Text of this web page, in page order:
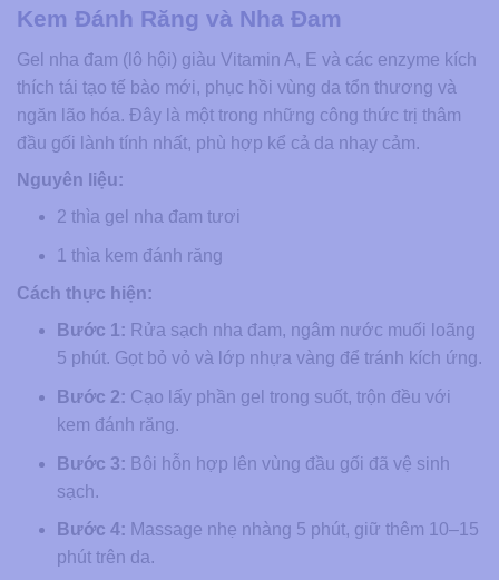
Kem Đánh Răng và Nha Đam
Gel nha đam (lô hội) giàu Vitamin A, E và các enzyme kích
thích tái tạo tế bào mới, phục hồi vùng da tổn thương và
ngăn lão hóa. Đây là một trong những công thức trị thâm
đầu gối lành tính nhất, phù hợp kể cả da nhạy cảm.
Nguyên liệu:
2 thìa gel nha đam tươi
1 thìa kem đánh răng
Cách thực hiện:
Bước 1: Rửa sạch nha đam, ngâm nước muối loãng
5 phút. Gọt bỏ vỏ và lớp nhựa vàng để tránh kích ứng.
Bước 2: Cạo lấy phần gel trong suốt, trộn đều với
kem đánh răng.
Bước 3: Bôi hỗn hợp lên vùng đầu gối đã vệ sinh
sạch.
Bước 4: Massage nhẹ nhàng 5 phút, giữ thêm 10–15
phút trên da.